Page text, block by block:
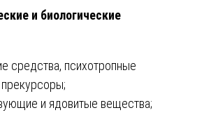
и биологические
средства, психотропные
и ядовитые вещества;